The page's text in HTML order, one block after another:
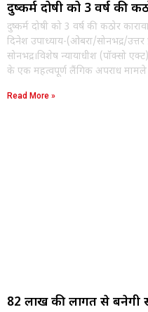
दुष्कर्म दोषी को 3 वर्ष की
दुष्कर्म दोषी को 3 वर्ष की कठोर
दिनेश उपाध्याय-(ओबरा/सोनभद्र/
सोनभद्र।विशेष न्यायाधीश (पॉक्सो
के एक महत्वपूर्ण लैंगिक अपराध
Read More »
82 लाख की लागत से बनेगी